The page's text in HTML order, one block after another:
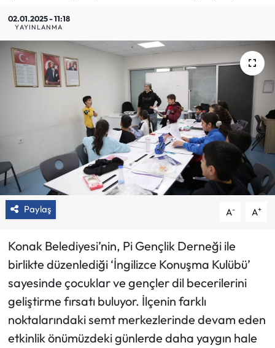
02.01.2025 - 11:18
YAYINLANMA
Paylaş A- A+
Konak Belediyesi’nin, Pi Gençlik Derneği ile
birlikte düzenlediği ‘İngilizce Konuşma Kulübü’
sayesinde çocuklar ve gençler dil becerilerini
geliştirme fırsatı buluyor. İlçenin farklı
noktalarındaki semt merkezlerinde devam eden
etkinlik önümüzdeki günlerde daha yaygın hale